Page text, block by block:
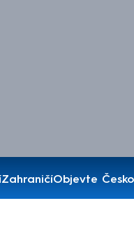
ZahraničíObjevte Česko